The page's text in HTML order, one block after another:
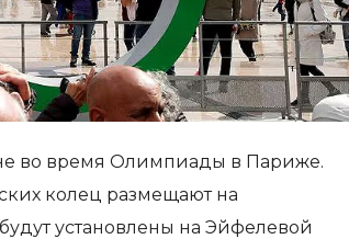
во время Олимпиады в Париже.
колец размещают на
установлены на Эйфелевой